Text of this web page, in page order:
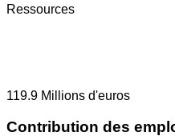
Ressources
119.9 Millions d'euros
Contribution des